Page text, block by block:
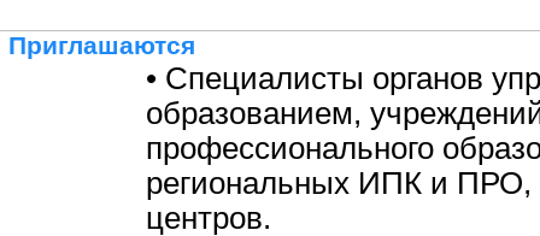
Приглашаются
• Специалисты органов
образованием,
профессионального
региональных ИПК и ПРО,
центров.